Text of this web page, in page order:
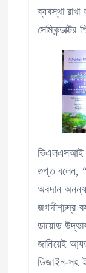
ব্যবস্থা রাখা
সেমিকন্ডাক্টর
ভিএলএসআই
গুপ্ত বলেন,
অবদান
জগদীশচন্দ্র
ডায়োড
জানিয়েই
ডিজাইন-সহ